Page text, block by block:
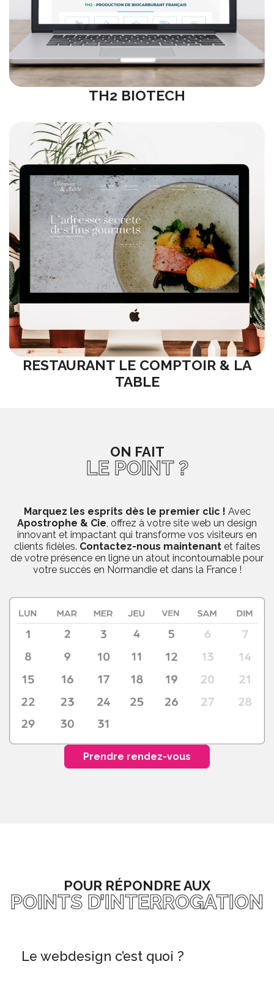
TH2 BIOTECH
RESTAURANT LE COMPTOIR & LA
TABLE
ON FAIT
LE POINT ?
Marquez les esprits dès le premier clic ! Avec
Apostrophe & Cie , offrez à votre site web un design
innovant et impactant qui transforme vos visiteurs en
clients fidèles. Contactez-nous maintenantet faites
de votre présence en ligne un atout incontournable pour
votre succès en Normandie et dans la France !
Prendre rendez-vous
POUR RÉPONDRE AUX
POINTS D’INTERROGATION
Le webdesign c’est quoi ?